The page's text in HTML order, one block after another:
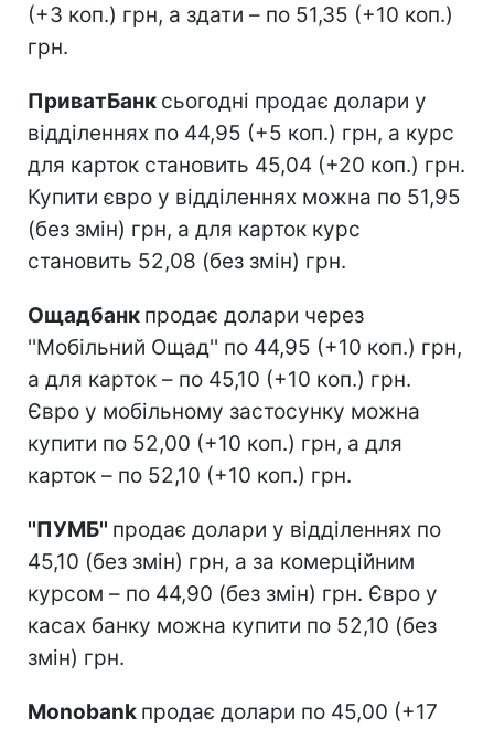
(+3 коп.) грн, а здати – по 51,35 (+10 коп.)
грн.
ПриватБанк сьогодні продає долари у
відділеннях по 44,95 (+5 коп.) грн, а курс
для карток становить 45,04 (+20 коп.) грн.
Купити євро у відділеннях можна по 51,95
(без змін) грн, а для карток курс
становить 52,08 (без змін) грн.
Ощадбанк продає долари через
''Мобільний Ощад'' по 44,95 (+10 коп.) грн,
а для карток – по 45,10 (+10 коп.) грн.
Євро у мобільному застосунку можна
купити по 52,00 (+10 коп.) грн, а для
карток – по 52,10 (+10 коп.) грн.
''ПУМБ'' продає долари у відділеннях по
45,10 (без змін) грн, а за комерційним
курсом – по 44,90 (без змін) грн. Євро у
касах банку можна купити по 52,10 (без
змін) грн.
Monobank продає долари по 45,00 (+17